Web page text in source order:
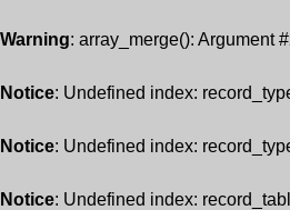
Warning: array_merge(): Argument
Notice: Undefined index:
Notice: Undefined index:
Notice: Undefined index: